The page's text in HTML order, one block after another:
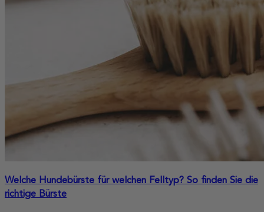
Welche Hundebürste für welchen Felltyp? So finden Sie die
richtige Bürste